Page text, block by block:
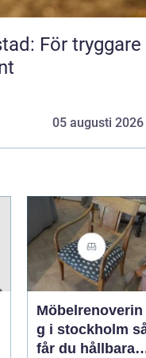
För tryggare
05 augusti 2026
Möbelrenoverin
g i stockholm så
får du hållbara